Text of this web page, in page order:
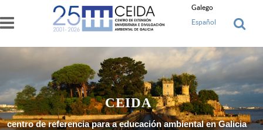
Ir o contido principal
Galego
Español
centro de referencia para a educación ambiental en Galicia
CEIDA